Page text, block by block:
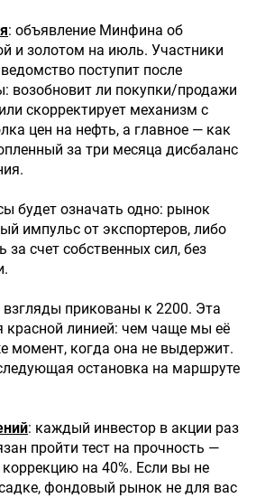
: объявление Минфина об
и золотом на июль. Участники
поступит после
возобновит ли покупки/продажи
скорректирует механизм с
цен на нефть, а главное — как
за три месяца дисбаланс
будет означать одно: рынок
импульс от экспортеров, либо
за счет собственных сил, без
взгляды прикованы к 2200. Эта
красной линией: чем чаще мы её
момент, когда она не выдержит.
остановка на маршруте
: каждый инвестор в акции раз
пройти тест на прочность —
на 40%. Если вы не
фондовый рынок не для вас